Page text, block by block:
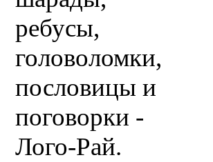
ребусы,
головоломки,
пословицы и
поговорки -
Лого-Рай.